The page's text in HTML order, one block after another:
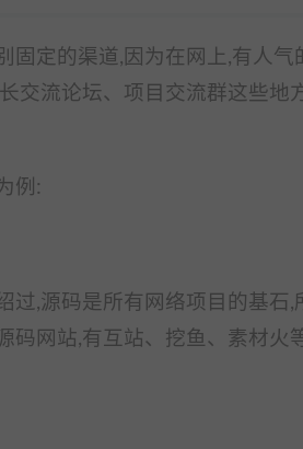
固定的渠道,因为在网上,有人
交流论坛、项目交流群这些地
例:
过,源码是所有网络项目的基石
码网站,有互站、挖鱼、素材火